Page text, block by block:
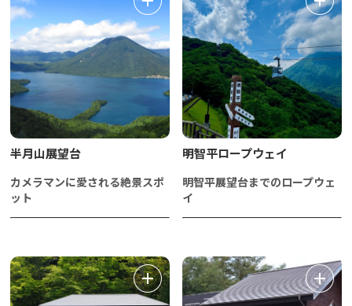
半月山展望台
カメラマンに愛される絶景スポ
ット
明智平ロープウェイ
明智平展望台までのロープウェ
イ